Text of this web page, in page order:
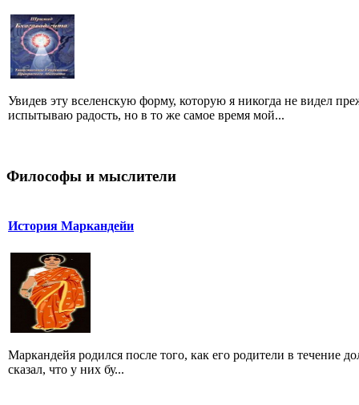
Увидев эту вселенскую форму, которую я никогда не видел
испытываю радость, но в то же самое время мой...
Философы и мыслители
История Маркандейи
Маркандейя родился после того, как его родители в
сказал, что у них бу...